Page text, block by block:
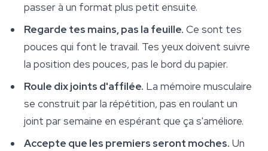
passer à un format plus petit ensuite.
Regarde tes mains, pas la feuille. Ce sont tes
pouces qui font le travail. Tes yeux doivent suivre
la position des pouces, pas le bord du papier.
Roule dix joints d'affilée. La mémoire musculaire
se construit par la répétition, pas en roulant un
joint par semaine en espérant que ça s'améliore.
Accepte que les premiers seront moches. Un